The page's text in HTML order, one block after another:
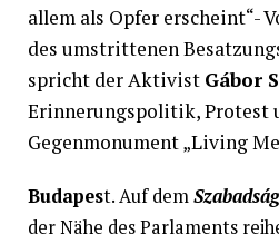
allem als Opfer erscheint“-
des umstrittenen
spricht der Aktivist Gábor
Erinnerungspolitik, Protest
Gegenmonument „Living
Budapest. Auf dem
der Nähe des Parlaments